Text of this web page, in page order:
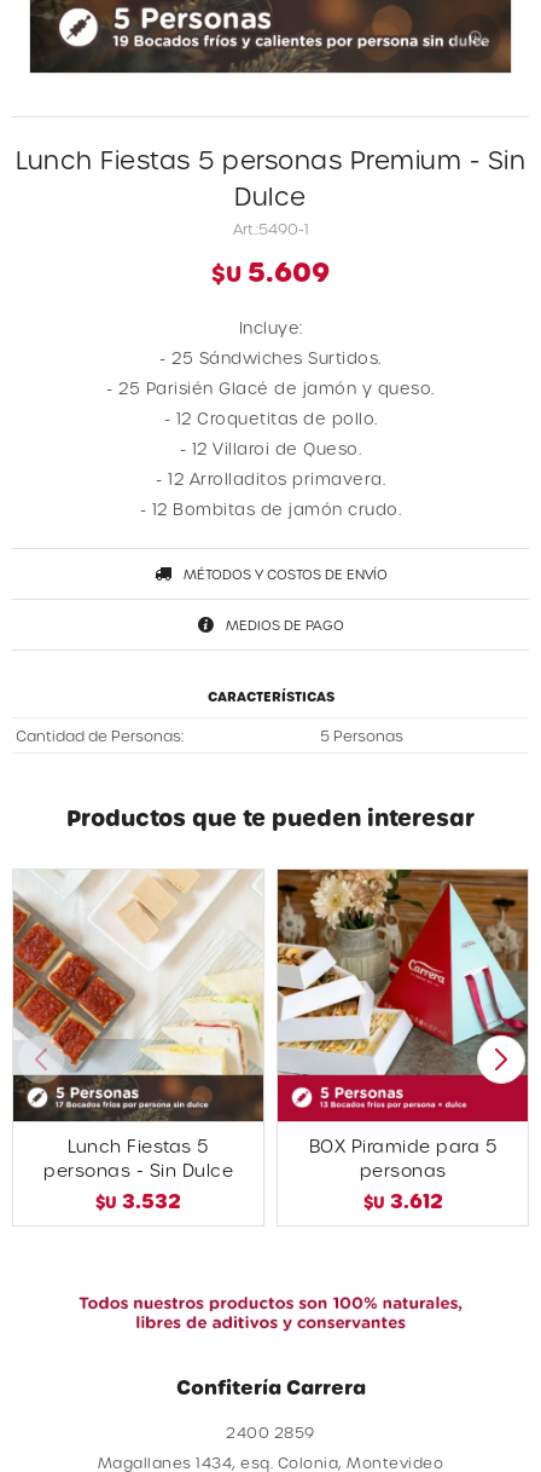
Lunch Fiestas 5 personas Premium - Sin
Dulce
5490-1
$U 5.609
Incluye:
- 25 Sándwiches Surtidos.
- 25 Parisién Glacé de jamón y queso.
- 12 Croquetitas de pollo.
- 12 Villaroi de Queso.
- 12 Arrolladitos primavera.
- 12 Bombitas de jamón crudo.
MÉTODOS Y COSTOS DE ENVÍO
MEDIOS DE PAGO
CARACTERÍSTICAS
Cantidad de Personas 5 Personas
Productos que te pueden interesar
Lunch Fiestas 5
personas - Sin Dulce
$U 3.532
BOX Piramide para 5
personas
$U 3.612
Confitería Carrera
2400 2859
Magallanes 1434, esq. Colonia, Montevideo